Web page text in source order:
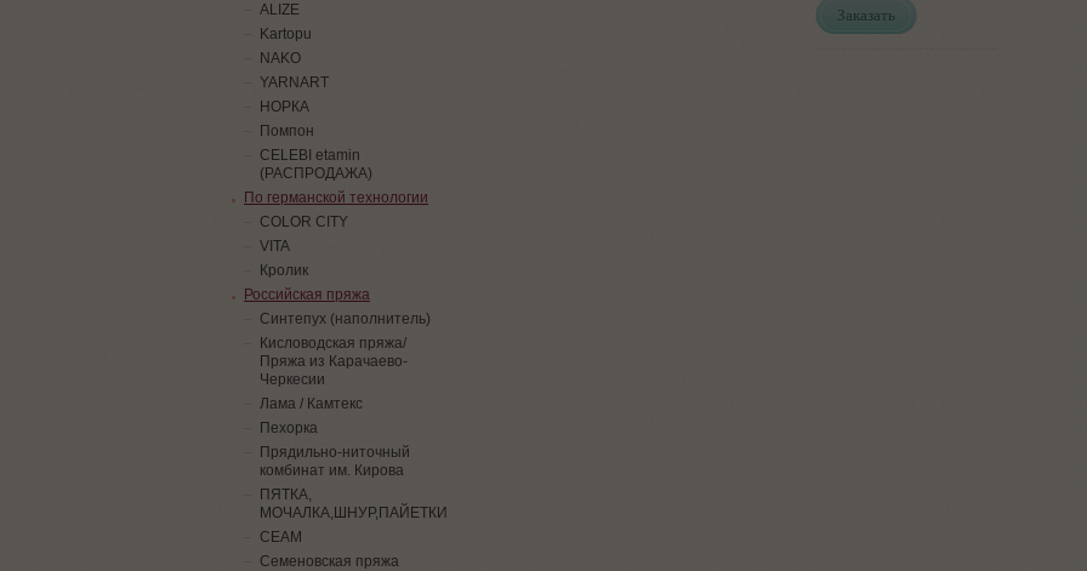
Заказать
ALIZE
Kartopu
NAKO
YARNART
НОРКА
Помпон
СELEBI etamin
(РАСПРОДАЖА)
По германской технологии
COLOR CITY
VITA
Кролик
Российская пряжа
Синтепух (наполнитель)
Кисловодская пряжа/
Пряжа из Карачаево-
Черкесии
Лама / Камтекс
Пехорка
Прядильно-ниточный
комбинат им. Кирова
ПЯТКА,
МОЧАЛКА,ШНУР,ПАЙЕТКИ
СЕАМ
Семеновская пряжа